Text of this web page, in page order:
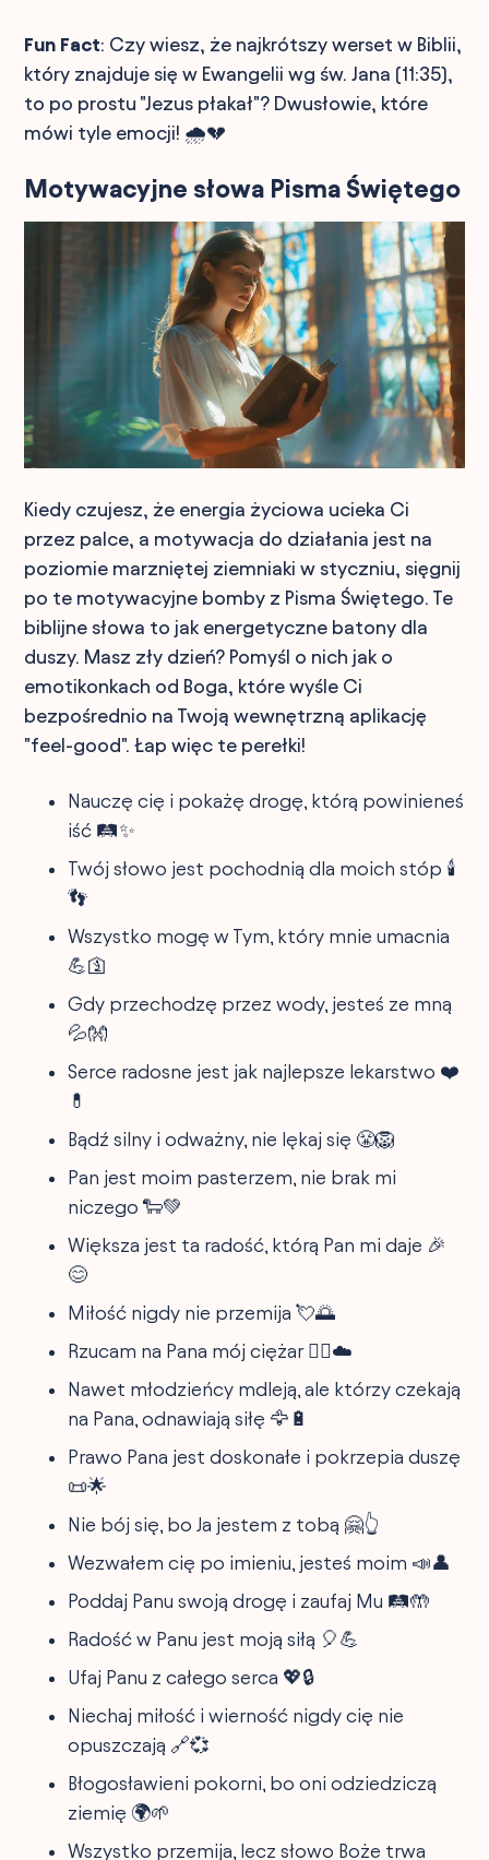
Fun Fact: Czy wiesz, że najkrótszy werset w Biblii,
który znajduje się w Ewangelii wg św. Jana (11:35),
to po prostu "Jezus płakał"? Dwusłowie, które
mówi tyle emocji! 🌧️💔
Motywacyjne słowa Pisma Świętego
Kiedy czujesz, że energia życiowa ucieka Ci
przez palce, a motywacja do działania jest na
poziomie marzniętej ziemniaki w styczniu, sięgnij
po te motywacyjne bomby z Pisma Świętego. Te
biblijne słowa to jak energetyczne batony dla
duszy. Masz zły dzień? Pomyśl o nich jak o
emotikonkach od Boga, które wyśle Ci
bezpośrednio na Twoją wewnętrzną aplikację
"feel-good". Łap więc te perełki!
Nauczę cię i pokażę drogę, którą powinieneś
iść 🛤️✨
Twój słowo jest pochodnią dla moich stóp 🕯️
👣
Wszystko mogę w Tym, który mnie umacnia
💪🛐
Gdy przechodzę przez wody, jesteś ze mną
💦👐
Serce radosne jest jak najlepsze lekarstwo ❤️
💊
Bądź silny i odważny, nie lękaj się 😤🦁
Pan jest moim pasterzem, nie brak mi
niczego 🐑💚
Większa jest ta radość, którą Pan mi daje 🎉
😊
Miłość nigdy nie przemija 💘🌅
Rzucam na Pana mój ciężar 🏋️‍♂️☁️
Nawet młodzieńcy mdleją, ale którzy czekają
na Pana, odnawiają siłę 🦅🔋
Prawo Pana jest doskonałe i pokrzepia duszę
📜🌟
Nie bój się, bo Ja jestem z tobą 🤗👆
Wezwałem cię po imieniu, jesteś moim 📣👤
Poddaj Panu swoją drogę i zaufaj Mu 🛤️🤲
Radość w Panu jest moją siłą 🎈💪
Ufaj Panu z całego serca 💖🔒
Niechaj miłość i wierność nigdy cię nie
opuszczają 🔗💞
Błogosławieni pokorni, bo oni odziedziczą
ziemię 🌍🌱
Wszystko przemija, lecz słowo Boże trwa